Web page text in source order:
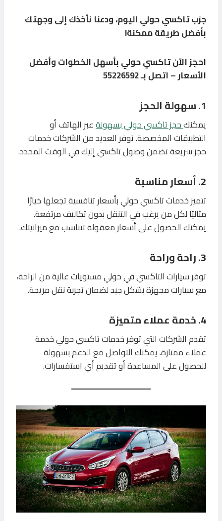
جرّب تاكسي حولي اليوم، ودعنا نأخذك إلى وجهتك
بأفضل طريقة ممكنة!
احجز الآن تاكسي حولي بأسهل الخطوات وأفضل
الأسعار – اتصل بـ 55226592
1. سهولة الحجز
يمكنكحجز تاكسي حولي بسهولةعبر الهاتف أو
التطبيقات المخصصة. توفر العديد من الشركات خدمات
حجز سريعة تضمن وصول تاكسي إليك في الوقت المحدد.
2. أسعار مناسبة
تتميز خدمات تاكسي حولي بأسعار تنافسية تجعلها خيارًا
مثاليًا لكل من يرغب في التنقل بدون تكاليف مرتفعة.
يمكنك الحصول على أسعار معقولة تتناسب مع ميزانيتك.
3. راحة وراحة
توفر سيارات التاكسي في حولي مستويات عالية من الراحة،
مع سيارات مجهزة بشكل جيد لضمان تجربة نقل مريحة.
4. خدمة عملاء متميزة
تقدم الشركات التي توفر خدمات تاكسي حولي خدمة
عملاء ممتازة. يمكنك التواصل مع الدعم بسهولة
للحصول على المساعدة أو تقديم أي استفسارات.